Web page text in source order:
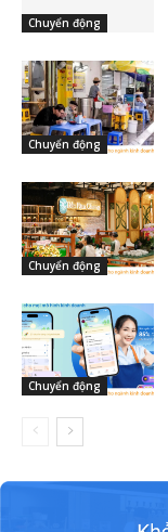
Chuyển động
Chuyển động
Chuyển động
Chuyển động